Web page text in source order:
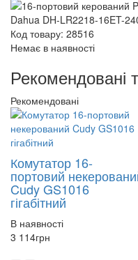
Код товару: 28516
Немає в наявності
Рекомендовані
Рекомендовані
Комутатор 16-
портовий
Cudy GS1016
гігабітний
В наявності
3 114грн